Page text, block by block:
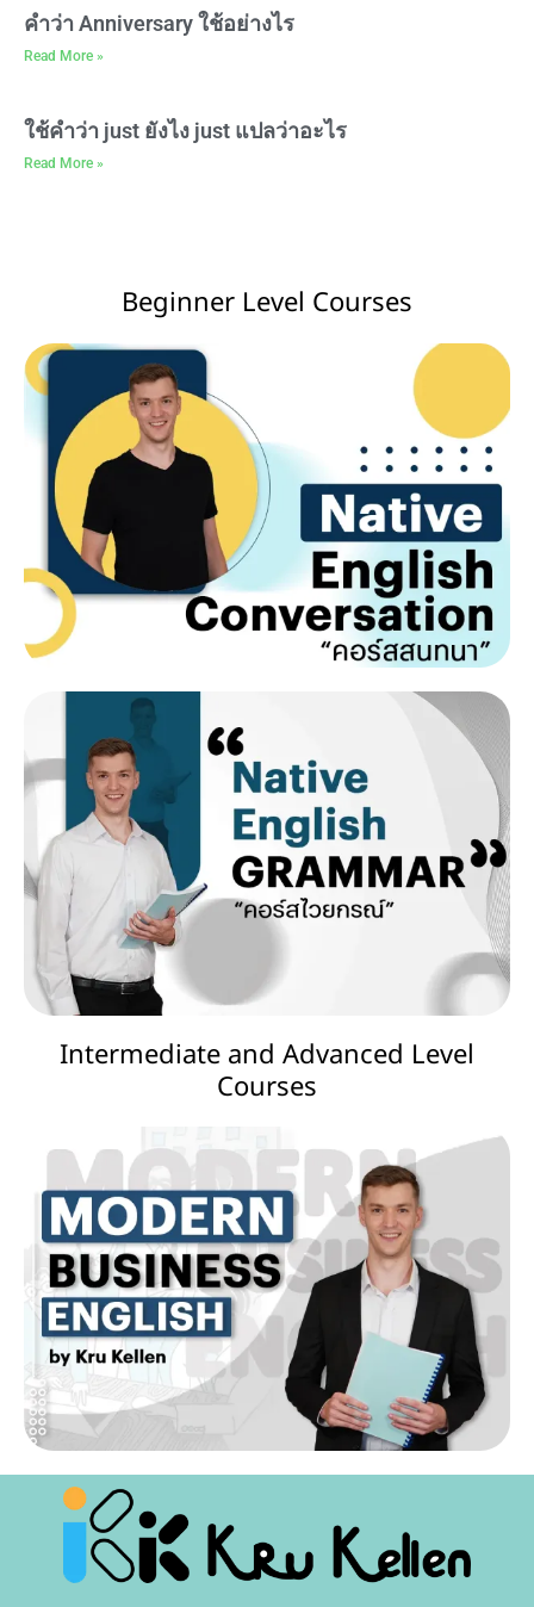
คำว่า Anniversary ใช้อย่างไร
Read More »
ใช้คำว่า just ยังไง just แปลว่าอะไร
Read More »
Beginner Level Courses
Intermediate and Advanced Level
Courses